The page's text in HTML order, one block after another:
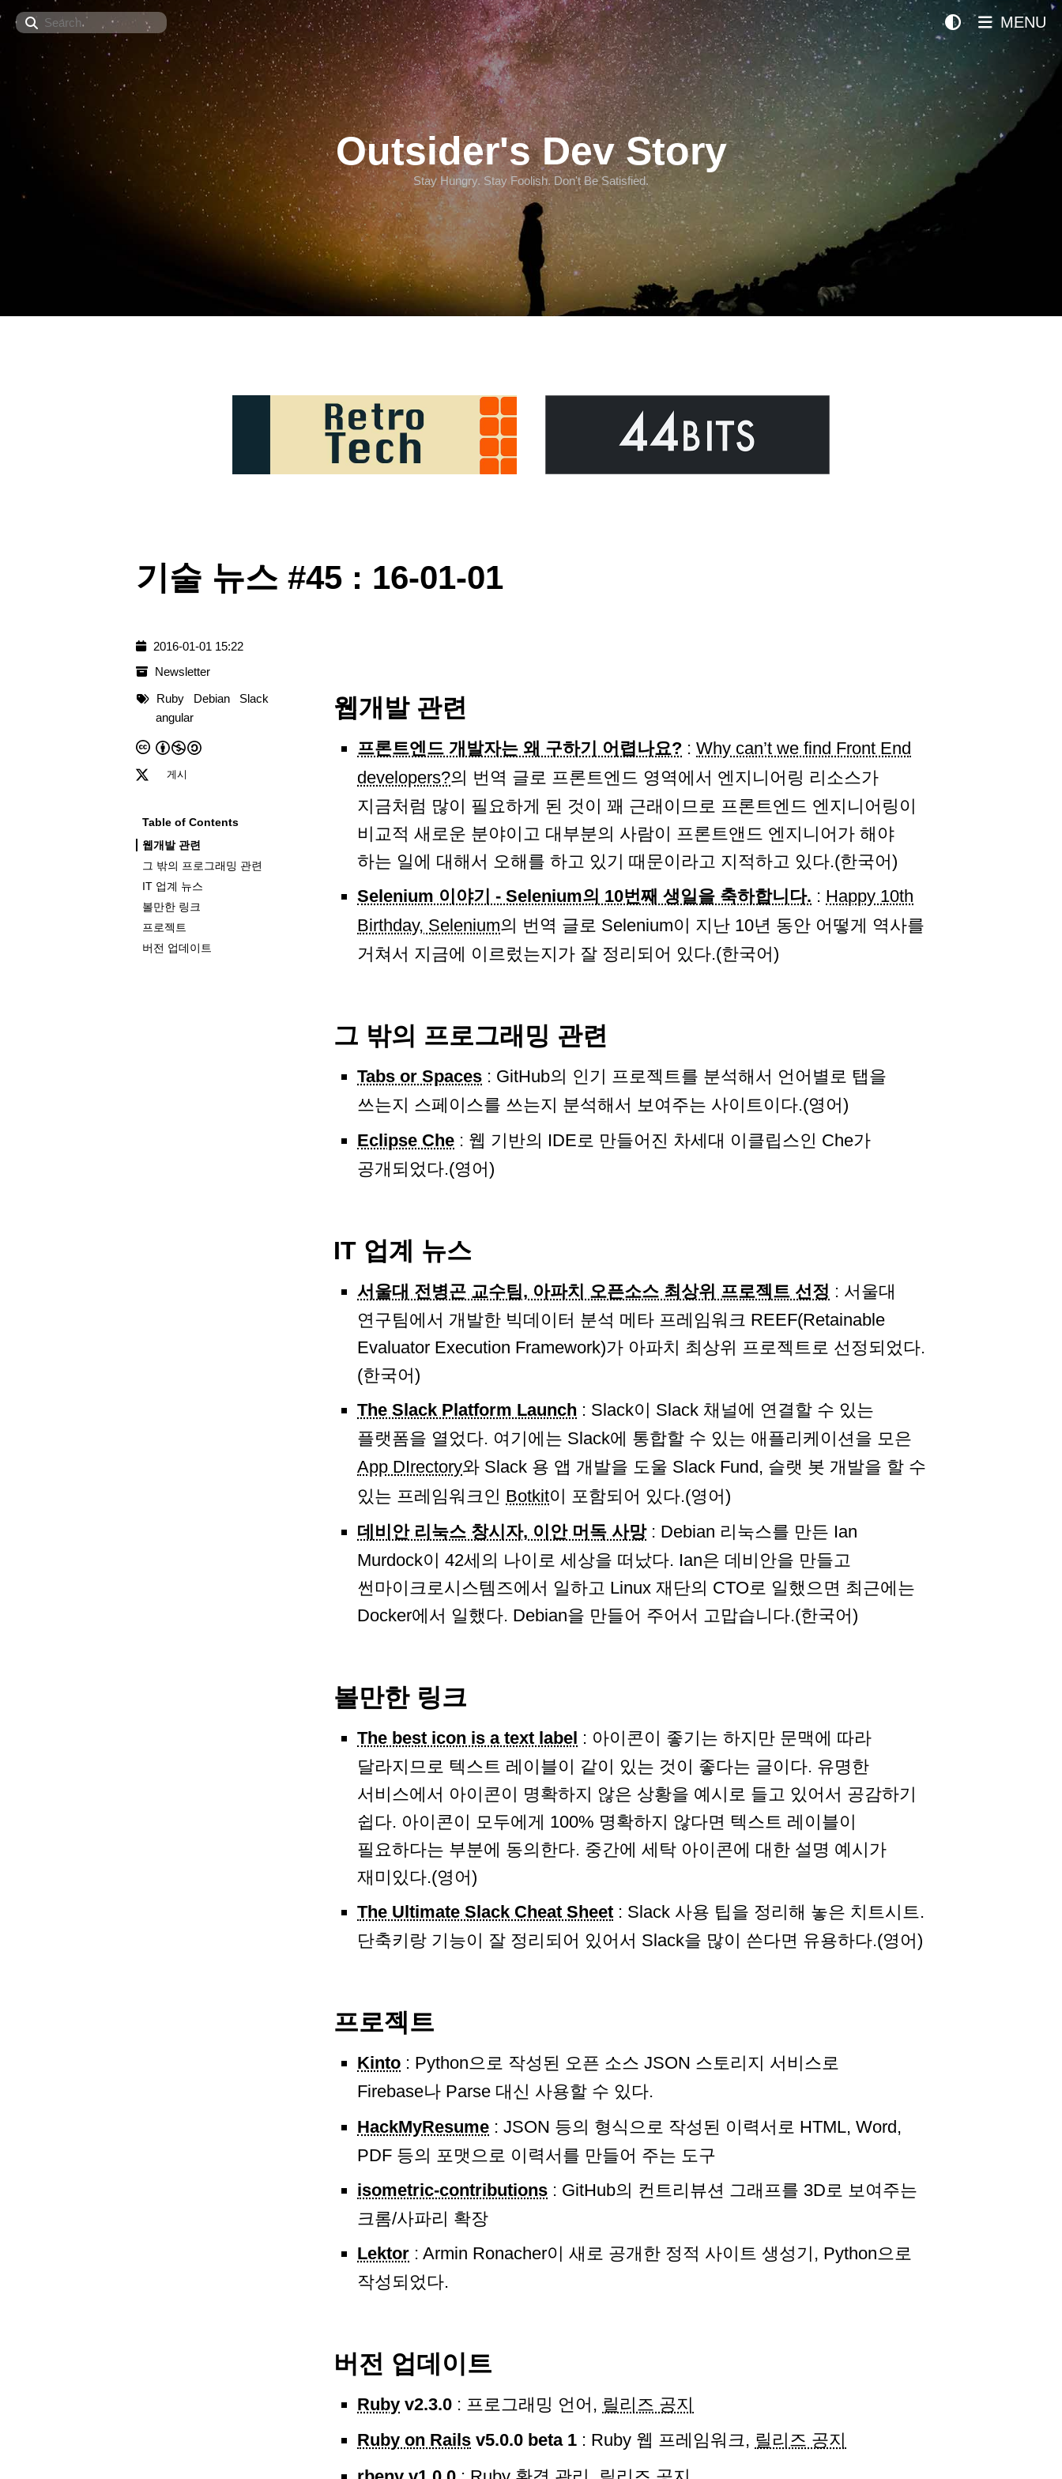
Search
Outsider's Dev Story
Stay Hungry. Stay Foolish. Don't Be Satisfied.
MENU
기술 뉴스 #45 : 16-01-01
웹개발 관련
프론트엔드 개발자는 왜 구하기 어렵나요? : Why can’t we find Front End
developers?의 번역 글로 프론트엔드 영역에서 엔지니어링 리소스가
지금처럼 많이 필요하게 된 것이 꽤 근래이므로 프론트엔드 엔지니어링이
비교적 새로운 분야이고 대부분의 사람이 프론트앤드 엔지니어가 해야
하는 일에 대해서 오해를 하고 있기 때문이라고 지적하고 있다.(한국어)
Selenium 이야기 - Selenium의 10번째 생일을 축하합니다. : Happy 10th
Birthday, Selenium의 번역 글로 Selenium이 지난 10년 동안 어떻게 역사를
거쳐서 지금에 이르렀는지가 잘 정리되어 있다.(한국어)
그 밖의 프로그래밍 관련
Tabs or Spaces : GitHub의 인기 프로젝트를 분석해서 언어별로 탭을
쓰는지 스페이스를 쓰는지 분석해서 보여주는 사이트이다.(영어)
Eclipse Che : 웹 기반의 IDE로 만들어진 차세대 이클립스인 Che가
공개되었다.(영어)
IT 업계 뉴스
서울대 전병곤 교수팀, 아파치 오픈소스 최상위 프로젝트 선정 : 서울대
연구팀에서 개발한 빅데이터 분석 메타 프레임워크 REEF(Retainable
Evaluator Execution Framework)가 아파치 최상위 프로젝트로 선정되었다.
(한국어)
The Slack Platform Launch : Slack이 Slack 채널에 연결할 수 있는
플랫폼을 열었다. 여기에는 Slack에 통합할 수 있는 애플리케이션을 모은
App DIrectory와 Slack 용 앱 개발을 도울 Slack Fund, 슬랫 봇 개발을 할 수
있는 프레임워크인 Botkit이 포함되어 있다.(영어)
데비안 리눅스 창시자, 이안 머독 사망: Debian 리눅스를 만든 Ian
Murdock이 42세의 나이로 세상을 떠났다. Ian은 데비안을 만들고
썬마이크로시스템즈에서 일하고 Linux 재단의 CTO로 일했으면 최근에는
Docker에서 일했다. Debian을 만들어 주어서 고맙습니다.(한국어)
볼만한 링크
The best icon is a text label : 아이콘이 좋기는 하지만 문맥에 따라
달라지므로 텍스트 레이블이 같이 있는 것이 좋다는 글이다. 유명한
서비스에서 아이콘이 명확하지 않은 상황을 예시로 들고 있어서 공감하기
쉽다. 아이콘이 모두에게 100% 명확하지 않다면 텍스트 레이블이
필요하다는 부분에 동의한다. 중간에 세탁 아이콘에 대한 설명 예시가
재미있다.(영어)
The Ultimate Slack Cheat Sheet : Slack 사용 팁을 정리해 놓은 치트시트.
단축키랑 기능이 잘 정리되어 있어서 Slack을 많이 쓴다면 유용하다.(영어)
프로젝트
Kinto : Python으로 작성된 오픈 소스 JSON 스토리지 서비스로
Firebase나 Parse 대신 사용할 수 있다.
HackMyResume : JSON 등의 형식으로 작성된 이력서로 HTML, Word,
PDF 등의 포맷으로 이력서를 만들어 주는 도구
isometric-contributions : GitHub의 컨트리뷰션 그래프를 3D로 보여주는
크롬/사파리 확장
Lektor : Armin Ronacher이 새로 공개한 정적 사이트 생성기, Python으로
작성되었다.
버전 업데이트
Ruby v2.3.0 : 프로그래밍 언어, 릴리즈 공지
Ruby on Rails v5.0.0 beta 1 : Ruby 웹 프레임워크, 릴리즈 공지
2016-01-01 15:22
Newsletter
Ruby
Debian
Slack
angular
게시
Table of Contents
웹개발 관련
그 밖의 프로그래밍 관련
IT 업계 뉴스
볼만한 링크
프로젝트
버전 업데이트